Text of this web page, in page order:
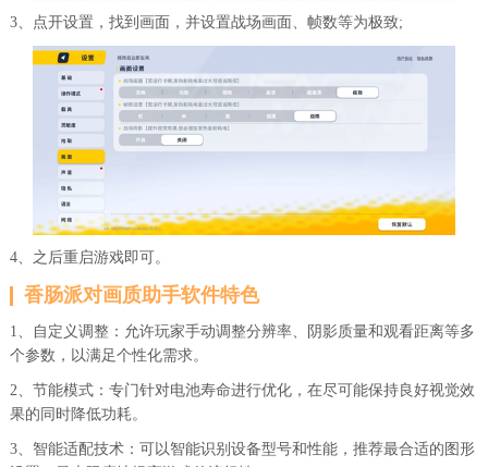
3、点开设置，找到画面，并设置战场画面、帧数等为极致;
4、之后重启游戏即可。
香肠派对画质助手软件特色
1、自定义调整：允许玩家手动调整分辨率、阴影质量和观看距离等多
个参数，以满足个性化需求。
2、节能模式：专门针对电池寿命进行优化，在尽可能保持良好视觉效
果的同时降低功耗。
3、智能适配技术：可以智能识别设备型号和性能，推荐最合适的图形